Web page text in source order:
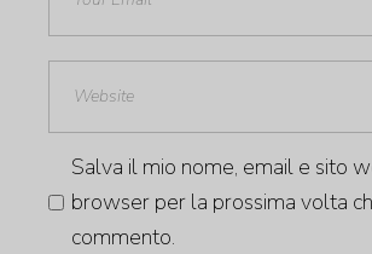
Salva il mio nome, email e sito
browser per la prossima volta
commento.